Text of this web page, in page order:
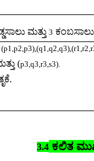
ಮತ್ತು 3
(p3,q3,r3,s3).
3.4 ಕಲಿತ